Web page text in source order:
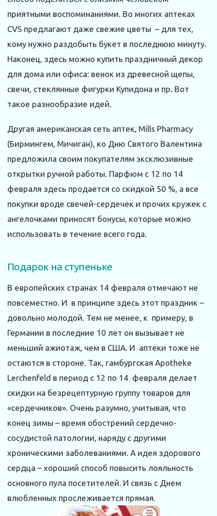
приятными воспоминаниями. Во многих аптеках
CVS предлагают даже свежие цветы – для тех,
кому нужно раздобыть букет в последнюю минуту.
Наконец, здесь можно купить праздничный декор
для дома или офиса: венок из древесной щепы,
свечи, стеклянные фигурки Купидона и пр. Вот
такое разнообразие идей.
Другая американская сеть аптек, Mills Pharmacy
(Бирмингем, Мичиган), ко Дню Святого Валентина
предложила своим покупателям эксклюзивные
открытки ручной работы. Парфюм с 12 по 14
февраля здесь продается со скидкой 50 %, а все
покупки вроде свечей-сердечек и прочих кружек с
ангелочками приносят бонусы, которые можно
использовать в течение всего года.
Подарок на ступеньке
В европейских странах 14 февраля отмечают не
повсеместно. И в принципе здесь этот праздник –
довольно молодой. Тем не менее, к примеру, в
Германии в последние 10 лет он вызывает не
меньший ажиотаж, чем в США. И аптеки тоже не
остаются в стороне. Так, гамбургская Apotheke
Lerchenfeld в период с 12 по 14 февраля делает
скидки на безрецептурную группу товаров для
«сердечников». Очень разумно, учитывая, что
конец зимы – время обострений сердечно-
сосудистой патологии, наряду с другими
хроническими заболеваниями. А идея здорового
сердца – хороший способ повысить лояльность
основного пула посетителей. И связь с Днем
влюбленных прослеживается прямая.